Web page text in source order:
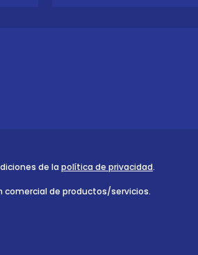
de la política de privacidad.
comercial de productos/servicios.